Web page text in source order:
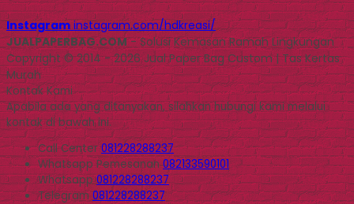
Instagram instagram.com/hdkreasi/
JUALPAPERBAG.COM- Solusi Kemasan Ramah Lingkungan
Copyright © 2014 - 2026 Jual Paper Bag Custom | Tas Kertas
Murah
Kontak Kami
Apabila ada yang ditanyakan, silahkan hubungi kami melalui
kontak di bawah ini.
Call Center081228288237
WhatsappPemesanan 082133590101
Whatsapp081228288237
Telegram081228288237